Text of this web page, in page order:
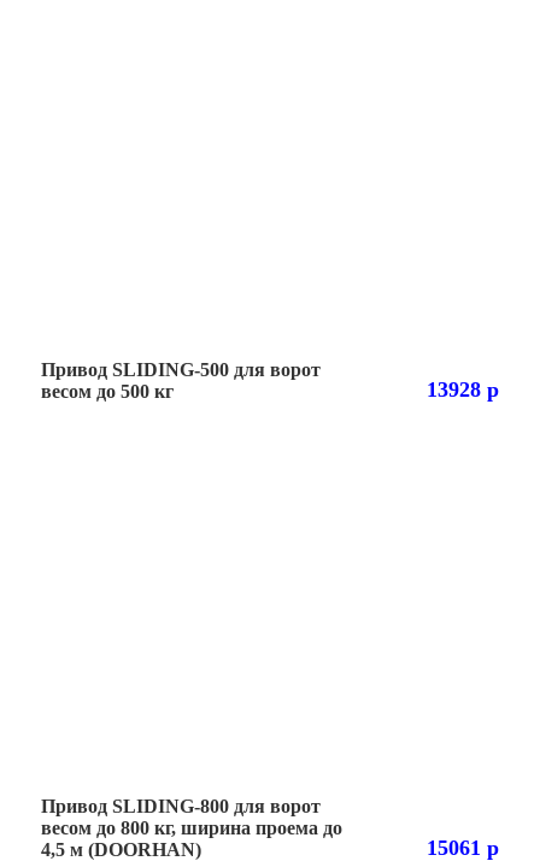
Привод SLIDING-500 для ворот
весом до 500 кг
13928 р
Привод SLIDING-800 для ворот
весом до 800 кг, ширина проема до
4,5 м (DOORHAN)
15061 р